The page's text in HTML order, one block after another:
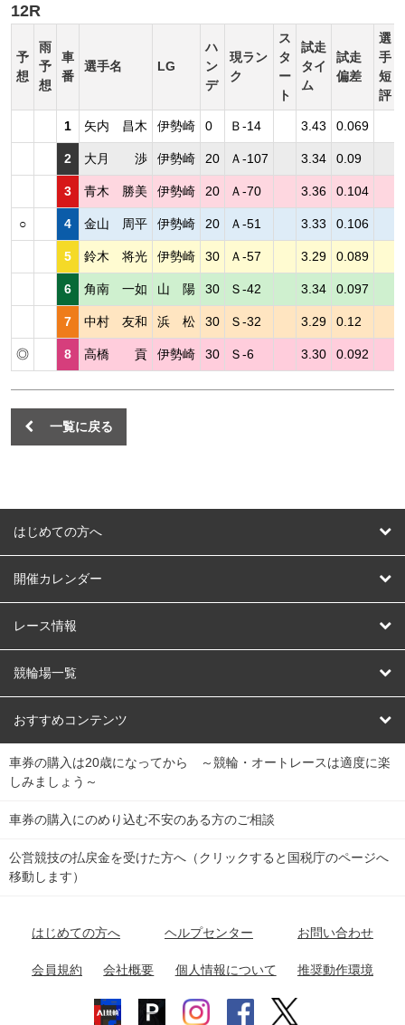
12R
予
想
雨
予
想
車
番
選手名 LG
ハ
ン
デ
現ラン
ク
ス
タ
ー
ト
試走
タイ
ム
試走
偏差
選
手
短
評
1 矢内 昌木 伊勢崎 0 Ｂ-14 3.43 0.069
2 大月 渉 伊勢崎 20 Ａ-107 3.34 0.09
3 青木 勝美 伊勢崎 20 Ａ-70 3.36 0.104
○ 4 金山 周平 伊勢崎 20 Ａ-51 3.33 0.106
5 鈴木 将光 伊勢崎 30 Ａ-57 3.29 0.089
6 角南 一如 山 陽 30 Ｓ-42 3.34 0.097
7 中村 友和 浜 松 30 Ｓ-32 3.29 0.12
◎ 8 高橋 貢 伊勢崎 30 Ｓ-6 3.30 0.092
一覧に戻る
はじめての方へ
はじめての方へ
開催カレンダー
競輪
オートレース
競輪くじ
Dokanto!
チャリロトプラザ
レース情報
レース予想
レース結果
キャリーオーバー一覧
競輪場一覧
北日本 函館競輪場
関
東
弥彦競輪場 前橋競輪場 取手競輪場 宇都宮競輪場
関
東
小田原競輪場
名古屋競輪場 岐阜競輪場 大垣競輪場 豊橋競輪場
富山競輪場 松阪競輪場 四日市競輪場
福井競輪場 奈良競輪場 向日町競輪場
おすすめコンテンツ
競輪選手情報
Perfecta Navi
netkeirin
車券の購入は20歳になってから ～競輪・オートレースは適度に楽
しみましょう～
車券の購入にのめり込む不安のある方のご相談
公営競技の払戻金を受けた方へ（クリックすると国税庁のページへ
移動します）
はじめての方へ ヘルプセンター お問い合わせ
会員規約 会社概要 個人情報について 推奨動作環境